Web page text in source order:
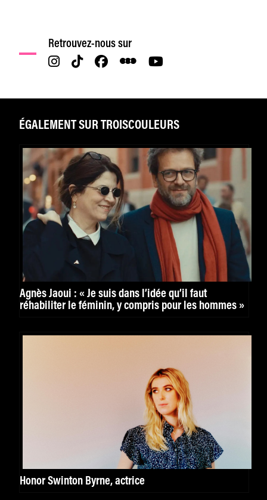
Retrouvez-nous sur
ÉGALEMENT SUR TROISCOULEURS
Agnès Jaoui : « Je suis dans l’idée qu’il faut
réhabiliter le féminin, y compris pour les hommes »
Honor Swinton Byrne, actrice